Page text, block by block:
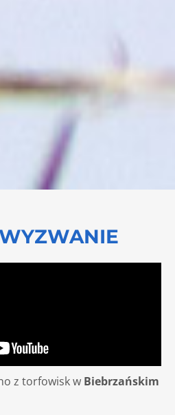
z torfowisk w Biebrzańskim